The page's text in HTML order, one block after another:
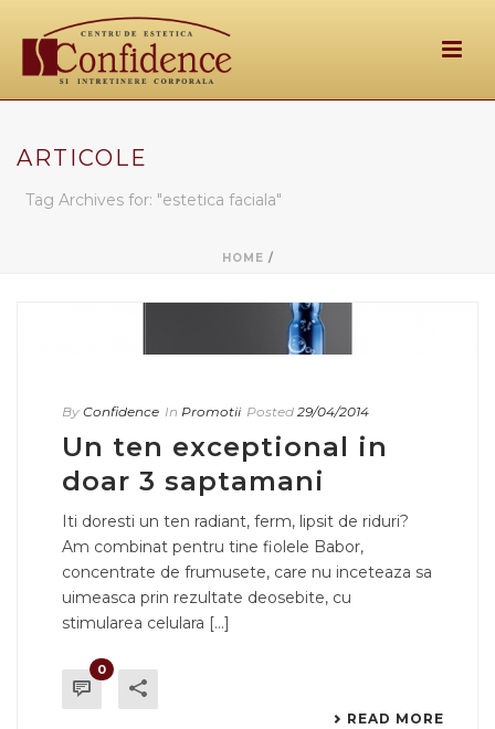
ARTICOLE
Tag Archives for: "estetica faciala"
HOME /
By Confidence In Promotii Posted 29/04/2014
Un ten exceptional in
doar 3 saptamani
Iti doresti un ten radiant, ferm, lipsit de riduri?
Am combinat pentru tine fiolele Babor,
concentrate de frumusete, care nu inceteaza sa
uimeasca prin rezultate deosebite, cu
stimularea celulara [...]
0
READ MORE